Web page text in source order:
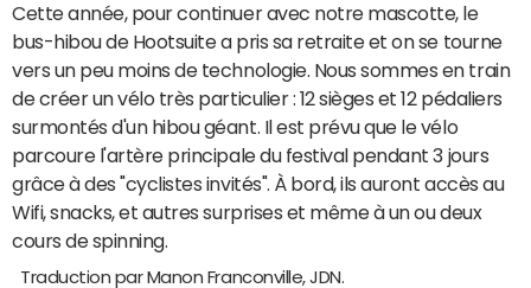
Cette année, pour continuer avec notre mascotte, le
bus-hibou de Hootsuite a pris sa retraite et on se tourne
vers un peu moins de technologie. Nous sommes en train
de créer un vélo très particulier : 12 sièges et 12 pédaliers
surmontés d'un hibou géant. Il est prévu que le vélo
parcoure l'artère principale du festival pendant 3 jours
grâce à des "cyclistes invités". À bord, ils auront accès au
Wifi, snacks, et autres surprises et même à un ou deux
cours de spinning.
Traduction par Manon Franconville, JDN.